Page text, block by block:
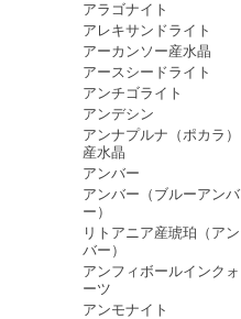
アラゴナイト
アレキサンドライト
アーカンソー産水晶
アースシードライト
アンチゴライト
アンデシン
アンナプルナ（ポカラ）
産水晶
アンバー
アンバー（ブルーアンバ
ー）
リトアニア産琥珀（アン
バー）
アンフィボールインクォ
ーツ
アンモナイト